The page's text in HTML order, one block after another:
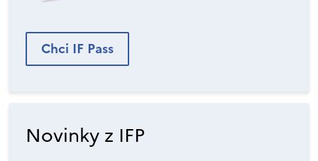
Chci IF Pass
Novinky z IFP